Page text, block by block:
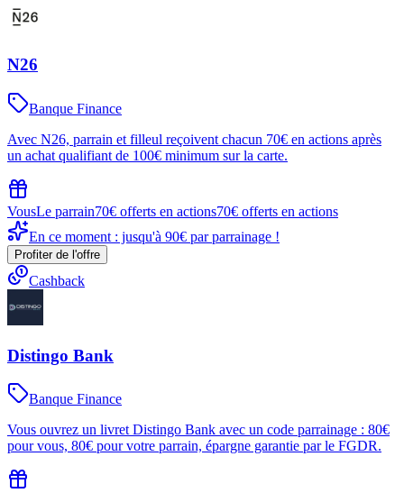
N26
Banque Finance
Avec N26, parrain et filleul reçoivent chacun 70€ en actions après
un achat qualifiant de 100€ minimum sur la carte.
VousLe parrain70€ offerts en actions70€ offerts en actions
En ce moment : jusqu'à 90€ par parrainage !
Profiter de l'offre
Cashback
Distingo Bank
Banque Finance
Vous ouvrez un livret Distingo Bank avec un code parrainage : 80€
pour vous, 80€ pour votre parrain, épargne garantie par le FGDR.